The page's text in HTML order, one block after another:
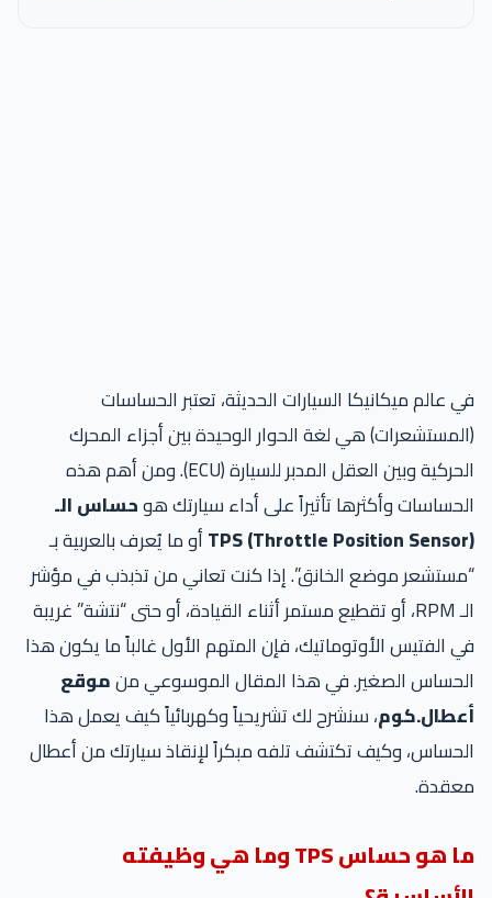
في عالم ميكانيكا السيارات الحديثة، تعتبر الحساسات
(المستشعرات) هي لغة الحوار الوحيدة بين أجزاء المحرك
الحركية وبين العقل المدبر للسيارة (ECU). ومن أهم هذه
الحساسات وأكثرها تأثيراً على أداء سيارتك هوحساس الـ
TPS (Throttle Position Sensor)أو ما يُعرف بالعربية بـ
“مستشعر موضع الخانق”. إذا كنت تعاني من تذبذب في مؤشر
الـ RPM، أو تقطيع مستمر أثناء القيادة، أو حتى “نتشة” غريبة
في الفتيس الأوتوماتيك، فإن المتهم الأول غالباً ما يكون هذا
الحساس الصغير. في هذا المقال الموسوعي منموقع
أعطال.كوم، سنشرح لك تشريحياً وكهربائياً كيف يعمل هذا
الحساس، وكيف تكتشف تلفه مبكراً لإنقاذ سيارتك من أعطال
معقدة.
ما هو حساس TPS وما هي وظيفته